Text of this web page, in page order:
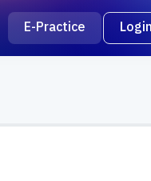
E-Practice Login